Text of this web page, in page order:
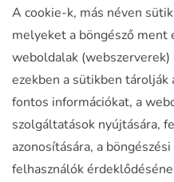
A cookie-k, más néven
melyeket a böngésző ment
weboldalak
ezekben a sütikben tárolják
fontos információkat, a
szolgáltatások nyújtására,
azonosítására, a
felhasználók